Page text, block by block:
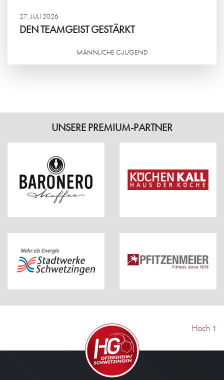
27. JULI 2026
DEN TEAMGEIST GESTÄRKT
MÄNNLICHE C-JUGEND
UNSERE PREMIUM-PARTNER
Hoch ↑